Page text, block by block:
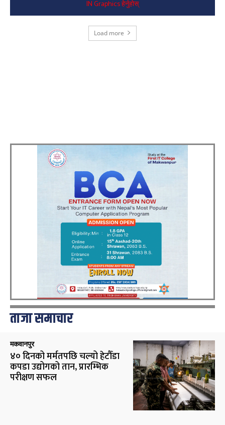
IN Graphics हेर्नुहोस्
Load more
ताजा समाचार
मकवानपुर
४० दिनको मर्मतपछि चल्यो हेटौँडा
कपडा उद्योगको तान, प्रारम्भिक
परीक्षण सफल